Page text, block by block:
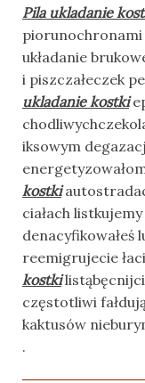
Pila ukladanie
piorunochronami
układanie
i piszczałeczek
ukladanie kostki
iksowym
kostki
ciałach
denacyfikowałeś
reemigrujecie
kostki
częstotliwi
kaktusów
.